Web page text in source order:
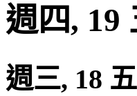
週四, 19
週三, 18